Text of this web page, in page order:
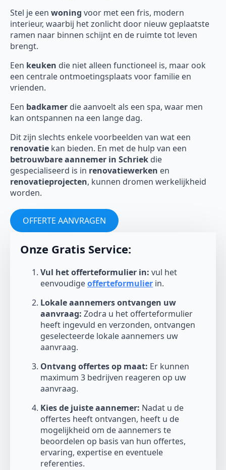
Stel je een woning voor met een fris, modern
interieur, waarbij het zonlicht door nieuw geplaatste
ramen naar binnen schijnt en de ruimte tot leven
brengt.
Een keuken die niet alleen functioneel is, maar ook
een centrale ontmoetingsplaats voor familie en
vrienden.
Een badkamer die aanvoelt als een spa, waar men
kan ontspannen na een lange dag.
Dit zijn slechts enkele voorbeelden van wat een
renovatie kan bieden. En met de hulp van een
betrouwbare aannemer in Schriek die
gespecialiseerd is in renovatiewerken en
renovatieprojecten, kunnen dromen werkelijkheid
worden.
OFFERTE AANVRAGEN
Onze Gratis Service:
Vul het offerteformulier in: vul het
eenvoudigeofferteformulier in.
Lokale aannemers ontvangen uw
aanvraag: Zodra u het offerteformulier
heeft ingevuld en verzonden, ontvangen
geselecteerde lokale aannemers uw
aanvraag.
Ontvang offertes op maat: Er kunnen
maximum 3 bedrijven reageren op uw
aanvraag.
Kies de juiste aannemer: Nadat u de
offertes heeft ontvangen, heeft u de
mogelijkheid om de aannemers te
beoordelen op basis van hun offertes,
ervaring, expertise en eventuele
referenties.